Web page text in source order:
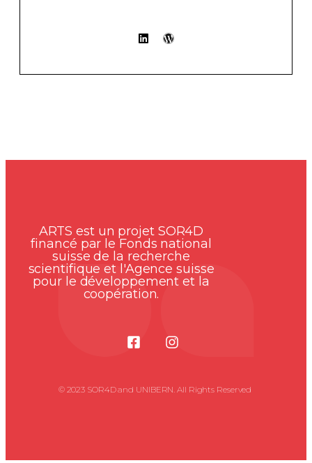
ARTS est un projet SOR4D
financé par le Fonds national
suisse de la recherche
scientifique et l'Agence suisse
pour le développement et la
coopération.
© 2023 SOR4D and UNIBERN. All Rights Reserved ​